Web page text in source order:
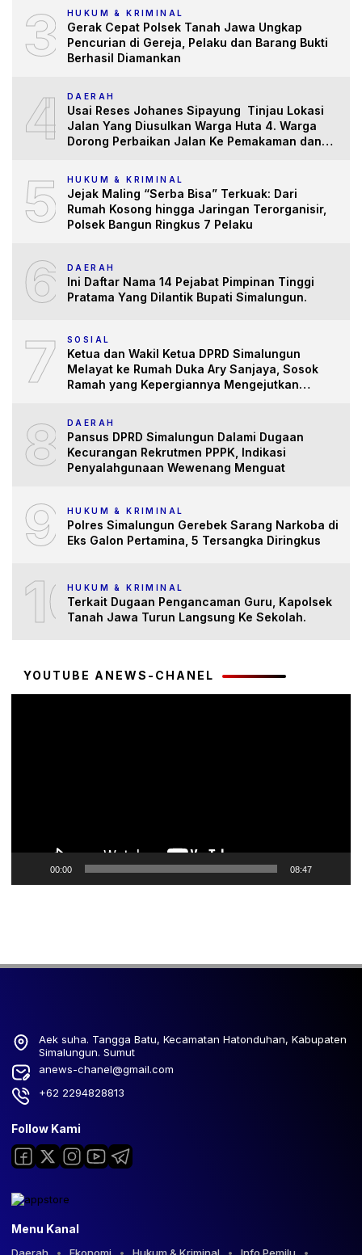
3 HUKUM & KRIMINAL
Gerak Cepat Polsek Tanah Jawa Ungkap
Pencurian di Gereja, Pelaku dan Barang Bukti
Berhasil Diamankan
4 DAERAH
Usai Reses Johanes Sipayung Tinjau Lokasi
Jalan Yang Diusulkan Warga Huta 4. Warga
Dorong Perbaikan Jalan Ke Pemakaman dan
5 HUKUM & KRIMINAL
Jejak Maling “Serba Bisa” Terkuak: Dari
Rumah Kosong hingga Jaringan Terorganisir,
Polsek Bangun Ringkus 7 Pelaku
6 DAERAH
Ini Daftar Nama 14 Pejabat Pimpinan Tinggi
Pratama Yang Dilantik Bupati Simalungun.
7 SOSIAL
Ketua dan Wakil Ketua DPRD Simalungun
Melayat ke Rumah Duka Ary Sanjaya, Sosok
Ramah yang Kepergiannya Mengejutkan
8 DAERAH
Pansus DPRD Simalungun Dalami Dugaan
Kecurangan Rekrutmen PPPK, Indikasi
Penyalahgunaan Wewenang Menguat
9 HUKUM & KRIMINAL
Polres Simalungun Gerebek Sarang Narkoba di
Eks Galon Pertamina, 5 Tersangka Diringkus
10HUKUM & KRIMINAL
Terkait Dugaan Pengancaman Guru, Kapolsek
Tanah Jawa Turun Langsung Ke Sekolah.
YOUTUBE ANEWS-CHANEL
00:00 08:47
Aek suha. Tangga Batu, Kecamatan Hatonduhan, Kabupaten
Simalungun. Sumut
anews-chanel@gmail.com
+62 2294828813
Follow Kami
Menu Kanal